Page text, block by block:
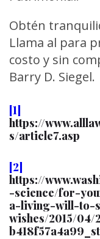
Obtén
Llama al para
costo y sin
Barry D. Siegel.
[1]
https://
s/article7.asp
[2]
https://
-science/for-
a-living-will-to-
wishes/2015/04/